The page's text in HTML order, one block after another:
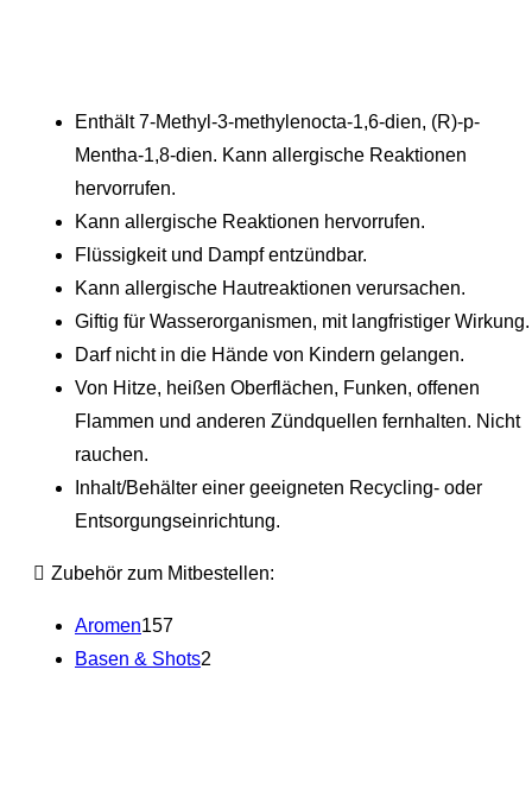
Enthält 7-Methyl-3-methylenocta-1,6-dien, (R)-p-
Mentha-1,8-dien. Kann allergische Reaktionen
hervorrufen.
Kann allergische Reaktionen hervorrufen.
Flüssigkeit und Dampf entzündbar.
Kann allergische Hautreaktionen verursachen.
Giftig für Wasserorganismen, mit langfristiger Wirkung.
Darf nicht in die Hände von Kindern gelangen.
Von Hitze, heißen Oberflächen, Funken, offenen
Flammen und anderen Zündquellen fernhalten. Nicht
rauchen.
Inhalt/Behälter einer geeigneten Recycling- oder
Entsorgungseinrichtung.
Zubehör zum Mitbestellen:
Aromen157
Basen & Shots2